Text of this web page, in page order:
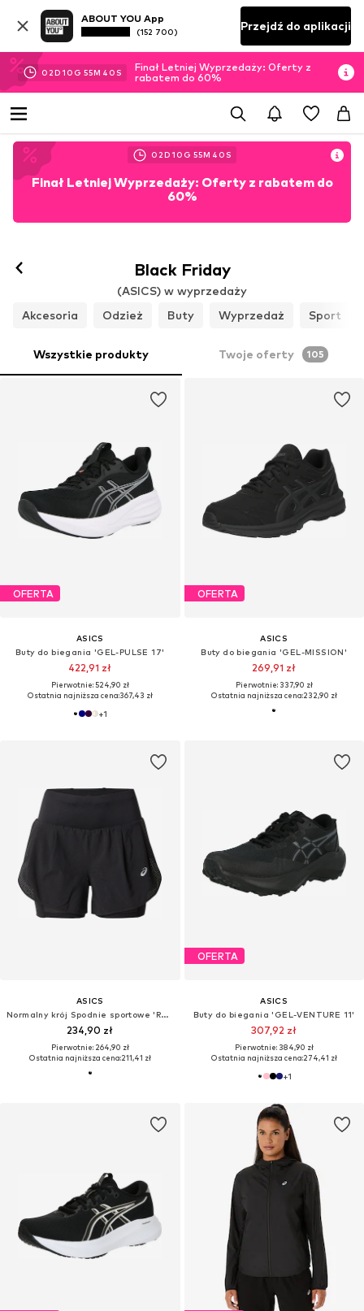
ABOUT YOU App
(152 700) Przejdź do aplikacji
02D10 G 55M 39 S
Finał Letniej Wyprzedaży: Oferty z
rabatem do 60%
02D10 G 55M 39 S
Finał Letniej Wyprzedaży: Oferty z rabatem do
60%
Black Friday
(ASICS) w wyprzedaży
Akcesoria
Odzież Buty Wyprzedaż Sport
Wszystkie produkty Twoje oferty 105
OFERTA
ASICS
Buty do biegania 'GEL-PULSE 17'
422,91 zł
Pierwotnie: 524,90 zł
Ostatnia najniższa cena:367,43 zł
+1
OFERTA
ASICS
Buty do biegania 'GEL-MISSION'
269,91 zł
Pierwotnie: 337,90 zł
Ostatnia najniższa cena:232,90 zł
ASICS
Normalny krój Spodnie sportowe 'ROAD'
234,90 zł
Pierwotnie: 264,90 zł
Ostatnia najniższa cena:211,41 zł
OFERTA
ASICS
Buty do biegania 'GEL-VENTURE 11'
307,92 zł
Pierwotnie: 384,90 zł
Ostatnia najniższa cena:274,41 zł
+1